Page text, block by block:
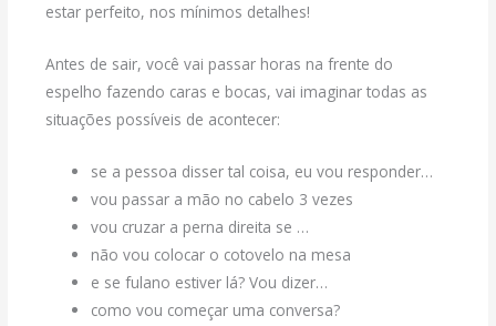
estar perfeito, nos mínimos detalhes!
Antes de sair, você vai passar horas na frente do
espelho fazendo caras e bocas, vai imaginar todas as
situações possíveis de acontecer:
se a pessoa disser tal coisa, eu vou responder…
vou passar a mão no cabelo 3 vezes
vou cruzar a perna direita se …
não vou colocar o cotovelo na mesa
e se fulano estiver lá? Vou dizer…
como vou começar uma conversa?